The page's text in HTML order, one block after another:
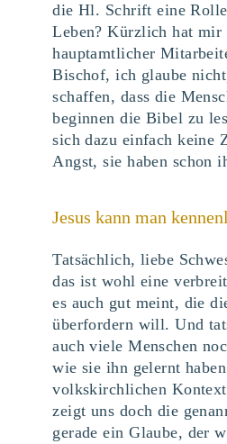
die Hl. Schrift eine
Leben? Kürzlich hat mir
hauptamtlicher
Bischof, ich glaube
schaffen, dass die
beginnen die Bibel zu
sich dazu einfach keine
Angst, sie haben schon
Jesus kann man
Tatsächlich, liebe
das ist wohl eine
es auch gut meint, die
überfordern will. Und
auch viele Menschen
wie sie ihn gelernt
volkskirchlichen
zeigt uns doch die
gerade ein Glaube, der